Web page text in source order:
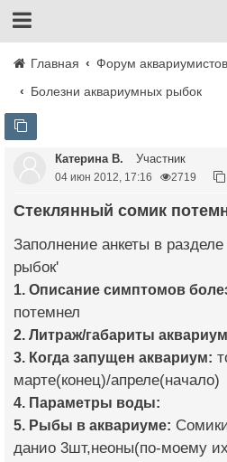
Главная
Форум аквариумистов
Болезни аквариумных рыбок
Катерина В. Участник
04 июн 2012, 17:16 2719
Стеклянный сомик
Заполнение анкеты в
рыбок'
1. Описание симптомов
потемнел
2. Литраж/габариты
3. Когда запущен аквариум:
марте(конец)/апреле(начало)
4. Параметры воды:
5. Рыбы в аквариуме:
данио 3шт,неоны(по-моему